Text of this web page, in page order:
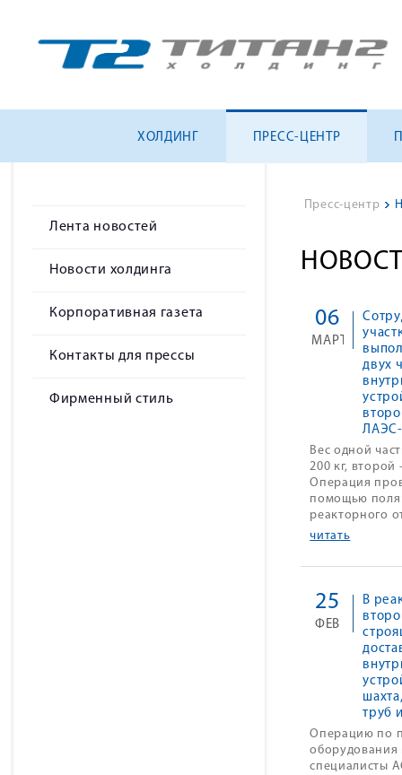
ХОЛДИНГ ПРЕСС-ЦЕНТР
Лента новостей
Новости холдинга
Корпоративная газета
Контакты для прессы
Фирменный стиль
Пресс-центр >
двух
06
МАРТ
Вес одной
200 кг, второй
Операция
помощью
реакторного
читать
В
труб
25
ФЕВ
Операцию по
специалисты